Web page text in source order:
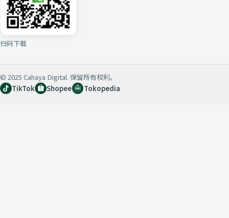
扫码下载
© 2025 Cahaya Digital. 保留所有权利。
TikTok
Shopee Tokopedia